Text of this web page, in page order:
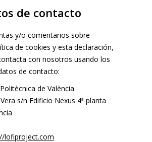
de contacto
y/o comentarios sobre
de cookies y esta declaración,
con nosotros usando los
de contacto:
de València
s/n Edificio Nexus 4ª planta
lofiproject.com